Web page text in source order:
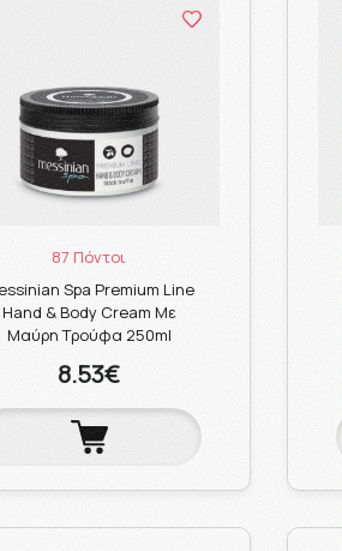
87 Πόντοι
Spa Premium Line
Hand & Body Cream Με
Μαύρη Τρούφα 250ml
8.53€